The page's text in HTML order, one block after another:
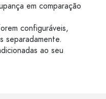
em comparação
configuráveis,
separadamente.
ao seu